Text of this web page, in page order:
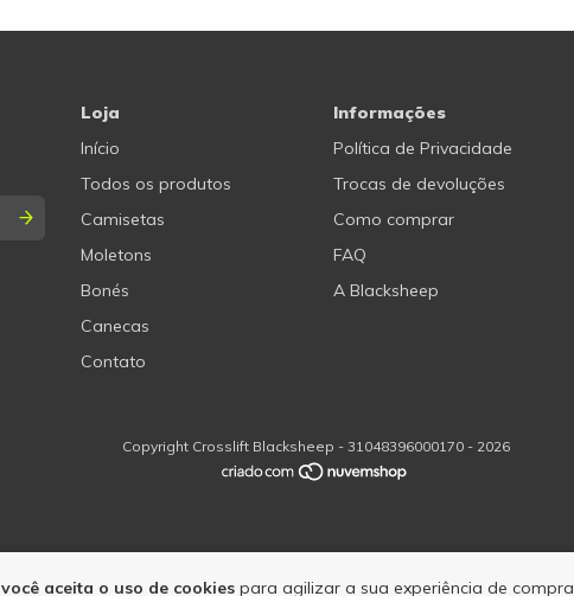
você aceita o uso de cookies para agilizar a sua experiência de compra.
Loja
Início
Todos os produtos
Camisetas
Moletons
Bonés
Canecas
Contato
Informações
Política de Privacidade
Trocas de devoluções
Como comprar
FAQ
A Blacksheep
Copyright Crosslift Blacksheep - 31048396000170 - 2026